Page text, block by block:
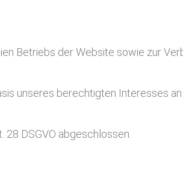
Betriebs der Website sowie zur
unseres berechtigten Interesses
28 DSGVO abgeschlossen.